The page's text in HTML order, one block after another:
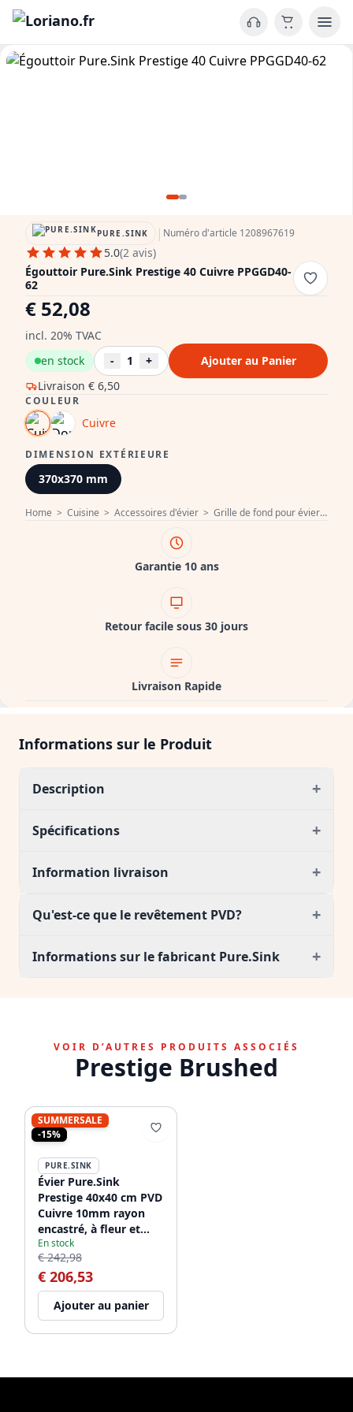
Home > Cuisine > Accessoires d'évier > Grille de fond pour évier >
PURE.SINK | Numéro d'article 1208967619
5.0(2 avis)
Égouttoir Pure.Sink Prestige 40 Cuivre PPGGD40-
62
€ 52,08
incl. 20% TVAC
Livraison € 6,50
en stock - 1 + Ajouter au Panier
COULEUR
Cuivre
DIMENSION EXTÉRIEURE
370x370 mm
Garantie 10 ans
Retour facile sous 30 jours
Livraison Rapide
Informations sur le Produit
Description +
Spécifications +
Information livraison +
Qu'est-ce que le revêtement PVD? +
Informations sur le fabricant Pure.Sink +
VOIR D’AUTRES PRODUITS ASSOCIÉS
Prestige Brushed
SUMMERSALE
-15%
PURE.SINK
Évier Pure.Sink
Prestige 40x40 cm PVD
Cuivre 10mm rayon
encastré, à fleur et
posé sur le plan de
travail PPG4040-62.
En stock
€ 242,98
€ 206,53
Ajouter au panier